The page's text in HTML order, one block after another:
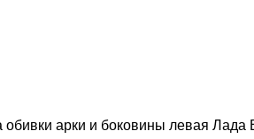
арки и боковины левая Лада